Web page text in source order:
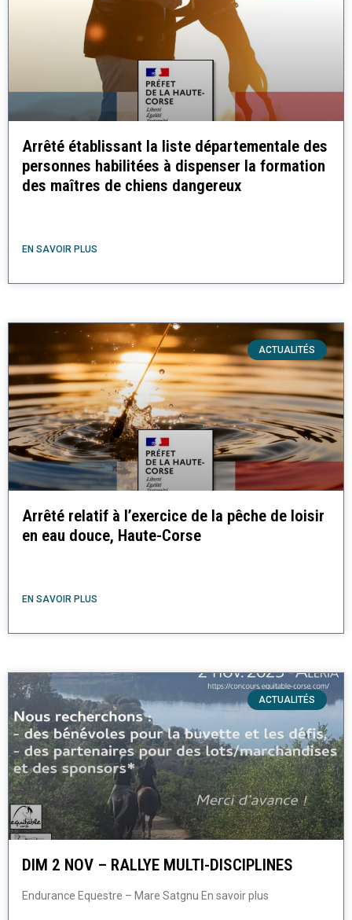
Arrêté établissant la liste départementale des
personnes habilitées à dispenser la formation
des maîtres de chiens dangereux
EN SAVOIR PLUS
ACTUALITÉS
Arrêté relatif à l’exercice de la pêche de loisir
en eau douce, Haute-Corse
EN SAVOIR PLUS
ACTUALITÉS
DIM 2 NOV – RALLYE MULTI-DISCIPLINES
Endurance Equestre – Mare Satgnu En savoir plus